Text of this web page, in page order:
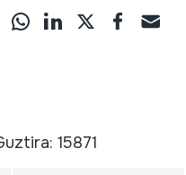
15871